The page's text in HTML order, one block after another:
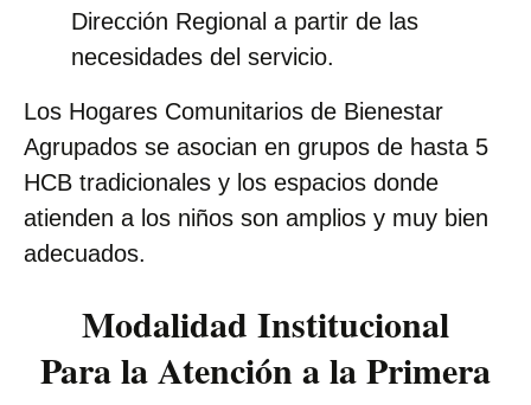
Dirección Regional a partir de las
necesidades del servicio.
Los Hogares Comunitarios de Bienestar
Agrupados se asocian en grupos de hasta 5
HCB tradicionales y los espacios donde
atienden a los niños son amplios y muy bien
adecuados.
Modalidad Institucional
Para la Atención a la Primera